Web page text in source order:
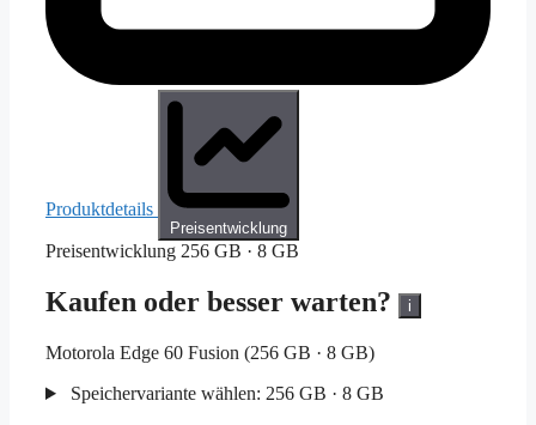
Produktdetails
Preisentwicklung
Preisentwicklung 256 GB · 8 GB
Kaufen oder besser warten? i
Motorola Edge 60 Fusion (256 GB · 8 GB)
Speichervariante wählen: 256 GB · 8 GB